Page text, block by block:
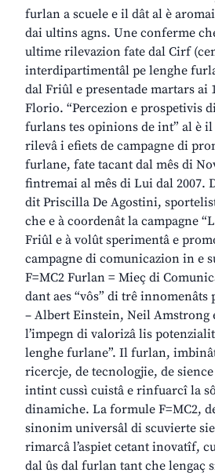
furlan a scuele e il dât al è
dai ultins agns. Une conferme
ultime rilevazion fate dal Cirf
interdipartimentâl pe lenghe
dal Friûl e presentade martars ai
Florio. “Percezion e prospetivis
furlans tes opinions de int” al è
rilevâ i efiets de campagne di
furlane, fate tacant dal mês di
fintremai al mês di Lui dal 2007.
dit Priscilla De Agostini,
che e à coordenât la campagne
Friûl e à volût sperimentâ e
campagne di comunicazion in e
F=MC2 Furlan = Mieç di
dant aes “vôs” di trê innomenâts
– Albert Einstein, Neil Amstrong
l’impegn di valorizâ lis
lenghe furlane”. Il furlan,
ricercje, de tecnologjie, de
intint cussì cuistâ e rinfuarcî la
dinamiche. La formule F=MC2,
sinonim universâl di scuvierte
rimarcâ l’aspiet cetant inovatîf,
dal ûs dal furlan tant che lengaç